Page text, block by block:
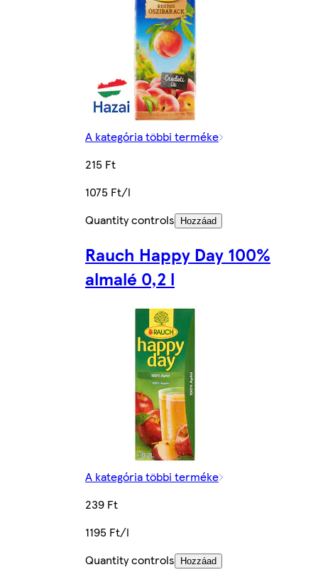
A kategória többi terméke
215 Ft
1075 Ft/l
Quantity controls
Hozzáad
Rauch Happy Day 100%
almalé 0,2 l
A kategória többi terméke
239 Ft
1195 Ft/l
Quantity controls
Hozzáad